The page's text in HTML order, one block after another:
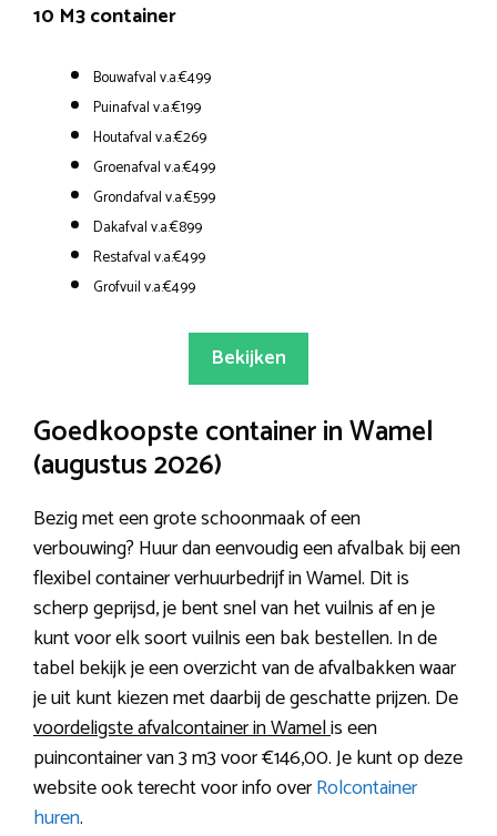
10 M3 container
Bouwafval v.a.€499
Puinafval v.a.€199
Houtafval v.a.€269
Groenafval v.a.€499
Grondafval v.a.€599
Dakafval v.a.€899
Restafval v.a.€499
Grofvuil v.a.€499
Bekijken
Goedkoopste container in Wamel
(augustus 2026)
Bezig met een grote schoonmaak of een
verbouwing? Huur dan eenvoudig een afvalbak bij een
flexibel container verhuurbedrijf in Wamel. Dit is
scherp geprijsd, je bent snel van het vuilnis af en je
kunt voor elk soort vuilnis een bak bestellen. In de
tabel bekijk je een overzicht van de afvalbakken waar
je uit kunt kiezen met daarbij de geschatte prijzen. De
voordeligste afvalcontainer in Wamelis een
puincontainer van 3 m3 voor €146,00. Je kunt op deze
website ook terecht voor info overRolcontainer
huren.